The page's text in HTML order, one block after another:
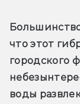
что этот
городского
воды